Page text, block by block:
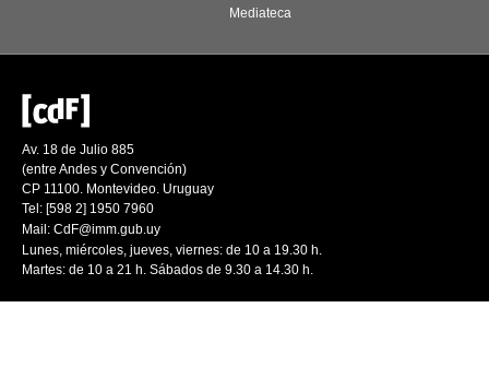
Mediateca
Av. 18 de Julio 885
(entre Andes y Convención)
CP 11100. Montevideo. Uruguay
Tel: [598 2] 1950 7960
Mail: CdF@imm.gub.uy
Lunes, miércoles, jueves, viernes: de 10 a 19.30 h.
Martes: de 10 a 21 h. Sábados de 9.30 a 14.30 h.